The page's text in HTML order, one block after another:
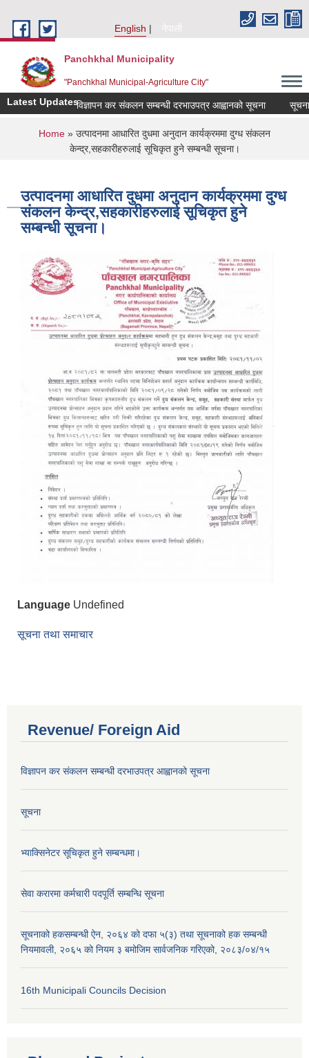
English
नेपाली
Panchkhal Municipality
"Panchkhal Municipal-Agriculture City"
Latest Updatesविज्ञापन कर संकलन सम्बन्धी दरभाउपत्र आह्वानको सूचना सूचना
You are here
Home » उत्पादनमा आधारित दुधमा अनुदान कार्यक्रममा दुग्ध संकलन
केन्द्र,सहकारीहरुलाई सूचिकृत हुने सम्बन्धी सूचना।
उत्पादनमा आधारित दुधमा अनुदान कार्यक्रममा दुग्ध
संकलन केन्द्र,सहकारीहरुलाई सूचिकृत हुने
सम्बन्धी सूचना।
Language Undefined
सूचना तथा समाचार
Revenue/ Foreign Aid
विज्ञापन कर संकलन सम्बन्धी दरभाउपत्र आह्वानको सूचना
सूचना
भ्याक्सिनेटर सूचिकृत हुने सम्बन्धमा।
सेवा करारमा कर्मचारी पदपूर्ति सम्बन्धि सूचना
सूचनाको हकसम्बन्धी ऐन, २०६४ को दफा ५(३) तथा सूचनाको हक सम्बन्धी
नियमावली, २०६५ को नियम ३ बमोजिम सार्वजनिक गरिएको, २०८३/०४/१५
16th Municipali Councils Decision